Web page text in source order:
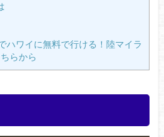
ハワイに無料で行ける！陸マイラ
らから